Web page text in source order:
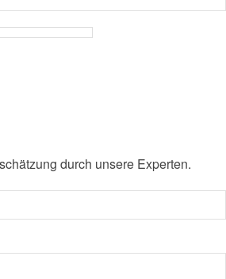
durch unsere Experten.